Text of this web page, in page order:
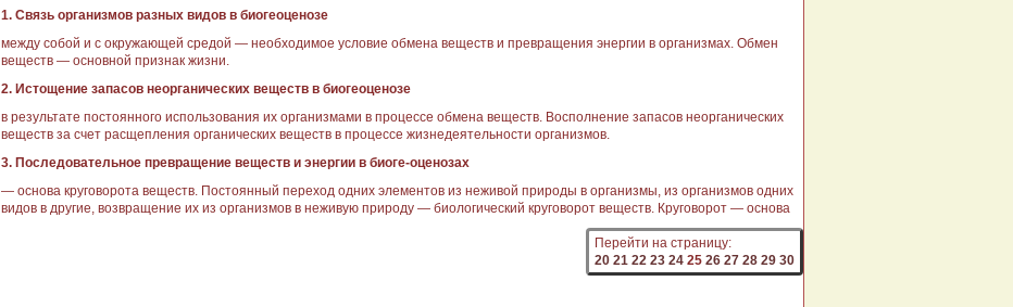
1. Связь организмов разных видов в биогеоценозе
между собой и с окружающей средой — необхо­димое условие обмена веществ и превращения энергии в организ­мах. Обмен
веществ — основной признак жизни.
2. Истощение запасов неорга­нических веществ в биогеоценозе
в результате постоянного исполь­зования их организмами в процес­се обмена веществ. Восполнение запасов неорганических
веществ за счет расщепления органических веществ в процессе жизнедеятель­ности организмов.
3. Последовательное превраще­ние веществ и энергии в биоге-оценозах
— основа круговорота веществ. Постоянный переход од­них элементов из неживой приро­ды в организмы, из организмов од­них
видов в другие, возвращение их из организмов в неживую при­роду — биологический круговорот веществ. Круговорот — основа
Перейти на страницу:
20 21 22 23 24 25 26 27 28 29 30